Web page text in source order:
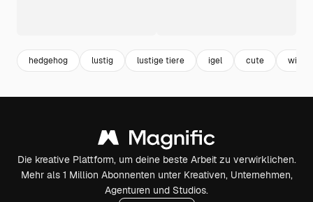
hedgehog lustig lustige tiere igel cute
Die kreative Plattform, um deine beste Arbeit zu verwirklichen.
Mehr als 1 Million Abonnenten unter Kreativen, Unternehmen,
Agenturen und Studios.